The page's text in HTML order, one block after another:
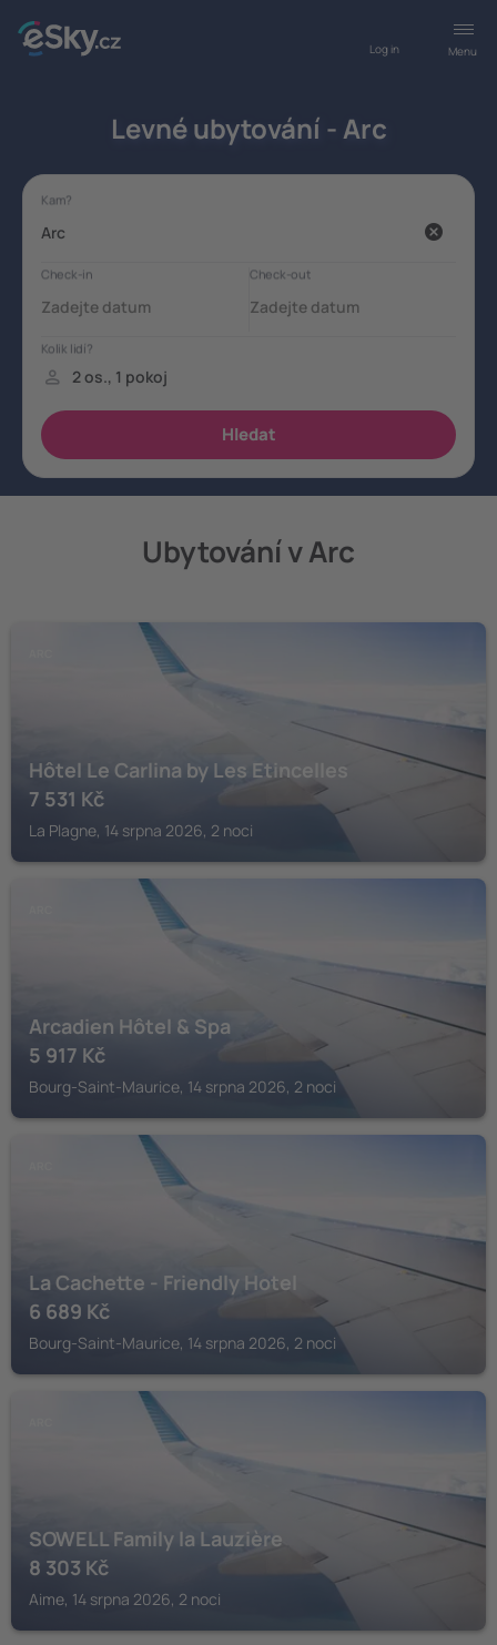
Menu
Log in
Levné ubytování - Arc
Ubytování v Arc
Hôtel Le Carlina by Les Etincelles
7 531 Kč
La Plagne, 14 srpna 2026, 2 noci
Arcadien Hôtel & Spa
5 917 Kč
Bourg-Saint-Maurice, 14 srpna 2026, 2 noci
La Cachette - Friendly Hotel
6 689 Kč
Bourg-Saint-Maurice, 14 srpna 2026, 2 noci
SOWELL Family la Lauzière
8 303 Kč
Aime, 14 srpna 2026, 2 noci